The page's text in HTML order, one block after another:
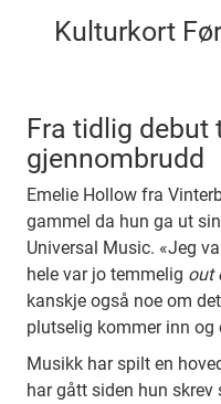
Kulturkort
Fra tidlig debut
gjennombrudd
Emelie Hollow fra
gammel da hun ga ut
Universal Music. «Jeg
hele var jo temmelig out
kanskje også noe om
plutselig kommer inn og
Musikk har spilt en
har gått siden hun